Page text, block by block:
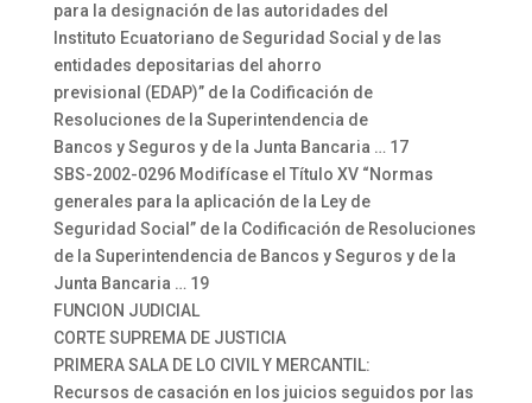
para la designación de las autoridades del
Instituto Ecuatoriano de Seguridad Social y de las
entidades depositarias del ahorro
previsional (EDAP)” de la Codificación de
Resoluciones de la Superintendencia de
Bancos y Seguros y de la Junta Bancaria … 17
SBS-2002-0296 Modifícase el Título XV “Normas
generales para la aplicación de la Ley de
Seguridad Social” de la Codificación de Resoluciones
de la Superintendencia de Bancos y Seguros y de la
Junta Bancaria … 19
FUNCION JUDICIAL
CORTE SUPREMA DE JUSTICIA
PRIMERA SALA DE LO CIVIL Y MERCANTIL:
Recursos de casación en los juicios seguidos por las